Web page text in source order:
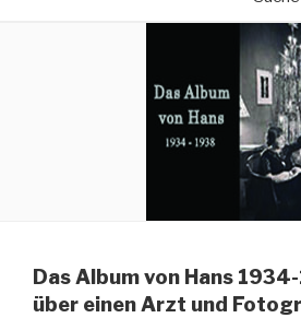
Das Album von Hans
über einen Arzt und